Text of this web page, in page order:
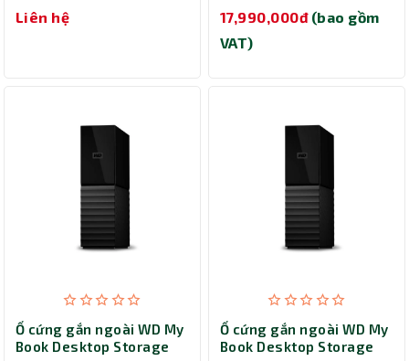
WDBBGB0240HBK-SESN
Liên hệ
2TB STHZ2000800
17,990,000đ (bao gồm
VAT)
Ổ cứng gắn ngoài WD My
Book Desktop Storage
Ổ cứng gắn ngoài WD My
Book Desktop Storage